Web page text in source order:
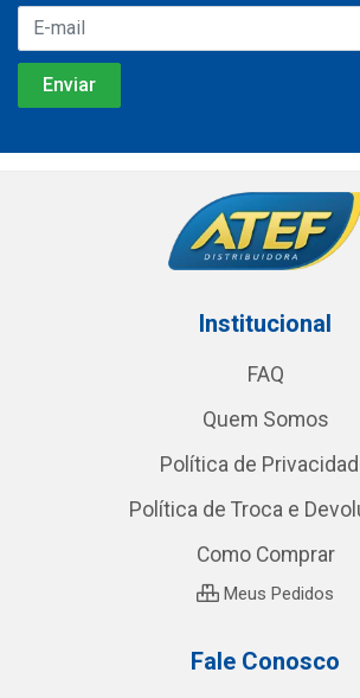
Institucional
FAQ
Quem Somos
Política de
Política de Troca e
Como Comprar
Meus Pedidos
Fale Conosco